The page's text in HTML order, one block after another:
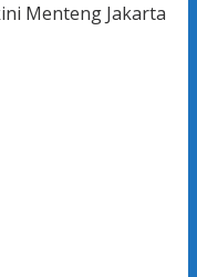
Menteng Jakarta